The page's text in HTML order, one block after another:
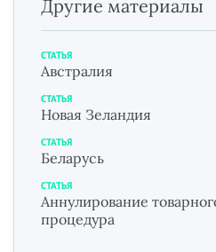
Другие материалы
СТАТЬЯ
Австралия
СТАТЬЯ
Новая Зеландия
СТАТЬЯ
Беларусь
СТАТЬЯ
Аннулирование
процедура